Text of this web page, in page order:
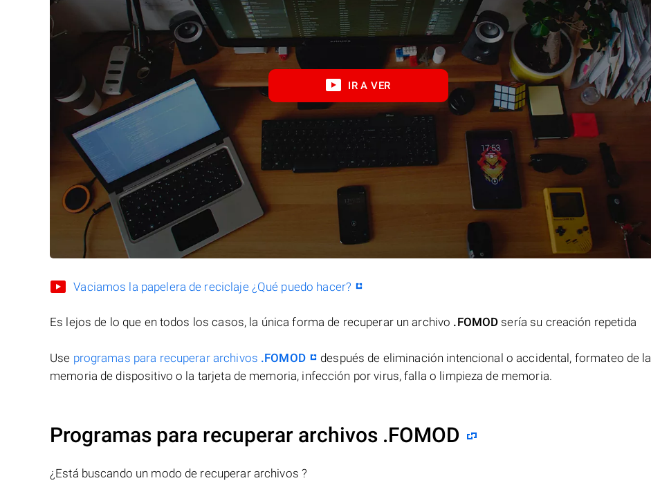
IR A VER
Vaciamos la papelera de reciclaje ¿Qué puedo hacer?
Es lejos de lo que en todos los casos, la única forma de recuperar un archivo .FOMOD sería su creación repetida
Use programas para recuperar archivos .FOMOD
después de eliminación intencional o accidental, formateo de la
memoria de dispositivo o la tarjeta de memoria, infección por virus, falla o limpieza de memoria.
Programas para recuperar archivos .FOMOD
¿Está buscando un modo de recuperar archivos ?